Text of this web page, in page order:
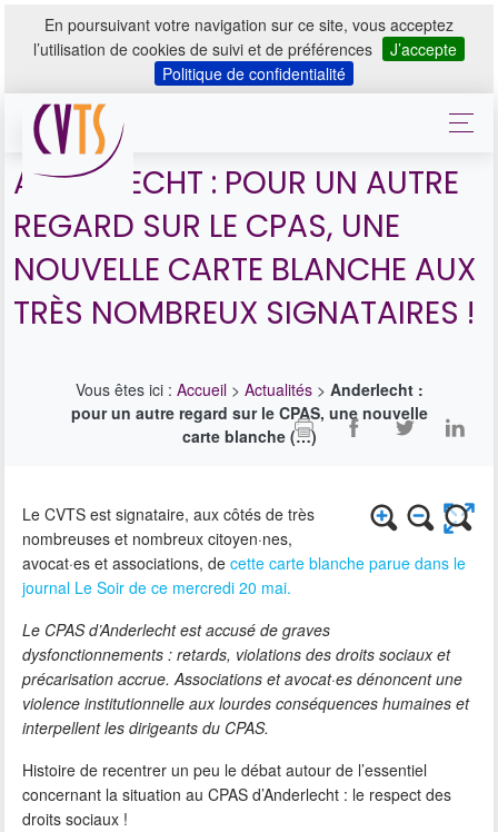
En poursuivant votre navigation sur ce site, vous acceptez
l’utilisation de cookies de suivi et de préférences
J’accepte
Politique de confidentialité
ANDERLECHT : POUR UN AUTRE
REGARD SUR LE CPAS, UNE
NOUVELLE CARTE BLANCHE AUX
TRÈS NOMBREUX SIGNATAIRES !
Vous êtes ici : Accueil> Actualités> Anderlecht :
pour un autre regard sur le CPAS, une nouvelle
carte blanche (…)
Le CVTS est signataire, aux côtés de très
nombreuses et nombreux citoyen·nes,
avocat·es et associations, decette carte blanche parue dans le
journal Le Soir de ce mercredi 20 mai.
Le CPAS d’Anderlecht est accusé de graves
dysfonctionnements : retards, violations des droits sociaux et
précarisation accrue. Associations et avocat·es dénoncent une
violence institutionnelle aux lourdes conséquences humaines et
interpellent les dirigeants du CPAS.
Histoire de recentrer un peu le débat autour de l’essentiel
concernant la situation au CPAS d’Anderlecht : le respect des
droits sociaux !